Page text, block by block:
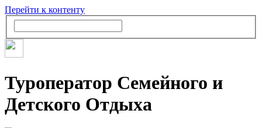
Перейти к контенту
Туроператор Семейного и
Детского Отдыха